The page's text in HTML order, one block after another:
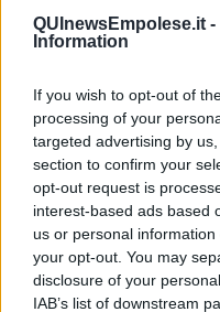
QUInewsEmpolese.it -
Information
If you wish to opt-out of
processing of your
targeted advertising by
section to confirm your
opt-out request is
interest-based ads based
us or personal
your opt-out. You may
disclosure of your
IAB’s list of downstream
​Abbiamo perso tutti
E se le cose non vanno
Come è davvero la terapia
Quando il diritto alla
​L’importanza della
​Il diritto ad essere
​Il pensiero dicotomico e la
​Consigli di lettura per
​La Clownterapia
​Differenze tra persone
L’invisibile fatica mentale
Vacanze a km zero